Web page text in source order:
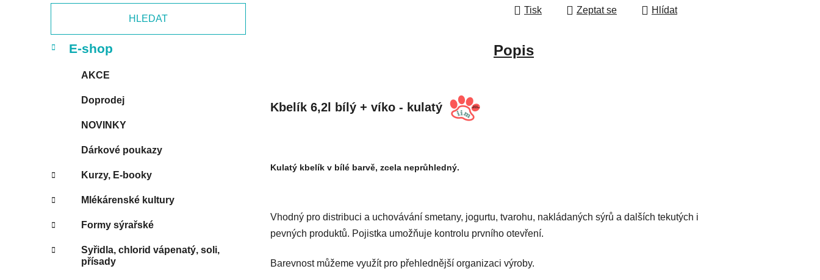
HLEDAT
kategorie
K
a
E-shop
AKCE
Doprodej
NOVINKY
Dárkové poukazy
Kurzy, E-booky
Mlékárenské kultury
Formy sýrařské
Syřidla, chlorid vápenatý, soli,
přísady
Tisk Zeptat se Hlídat
Popis
Kbelík 6,2l bílý + víko - kulatý
Kulatý kbelík v bílé barvě, zcela neprůhledný.
Vhodný pro distribuci a uchovávání smetany, jogurtu, tvarohu, nakládaných sýrů a dalších tekutých i
pevných produktů. Pojistka umožňuje kontrolu prvního otevření.
Barevnost můžeme využít pro přehlednější organizaci výroby.